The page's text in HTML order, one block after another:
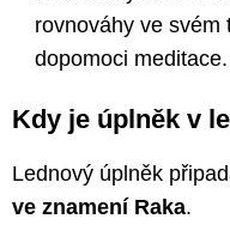
rovnováhy ve svém
dopomoci meditace.
Kdy je úplněk v
Lednový úplněk
ve znamení Raka.